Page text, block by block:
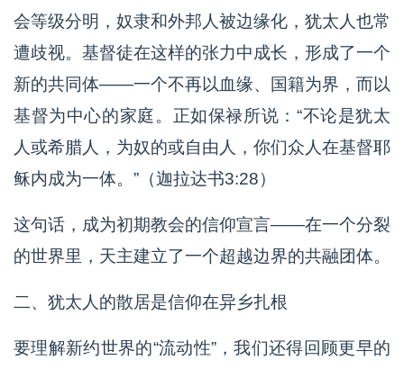
会等级分明，奴隶和外邦人被边缘化，犹太人也常
遭歧视。基督徒在这样的张力中成长，形成了一个
新的共同体——一个不再以血缘、国籍为界，而以
基督为中心的家庭。正如保禄所说：“不论是犹太
人或希腊人，为奴的或自由人，你们众人在基督耶
稣内成为一体。”（迦拉达书3:28）
这句话，成为初期教会的信仰宣言——在一个分裂
的世界里，天主建立了一个超越边界的共融团体。
二、犹太人的散居是信仰在异乡扎根
要理解新约世界的“流动性”，我们还得回顾更早的